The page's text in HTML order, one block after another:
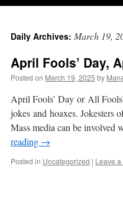
Daily Archives: March 19,
April Fools’ Day,
Posted on March 19, 2025 by
April Fools’ Day or All
jokes and hoaxes. Jokesters
Mass media can be involved
reading →
Posted in Uncategorized | Leave